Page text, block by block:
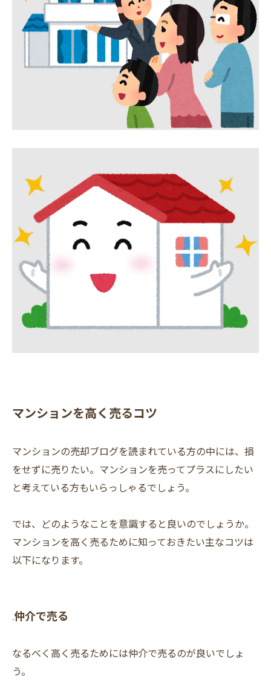
マンションを高く売るコツ
マンションの売却ブログを読まれている方の中には、損
をせずに売りたい。マンションを売ってプラスにしたい
と考えている方もいらっしゃるでしょう。
では、どのようなことを意識すると良いのでしょうか。
マンションを高く売るために知っておきたい主なコツは
以下になります。
.仲介で売る
なるべく高く売るためには仲介で売るのが良いでしょ
う。